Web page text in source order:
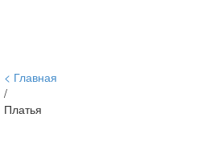
Главная
/
Платья